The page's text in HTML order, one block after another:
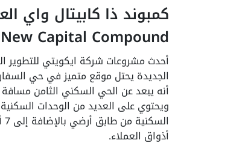
New Capital Compound
الجديدة يحتل موقع متميز في حي
أذواق العملاء.